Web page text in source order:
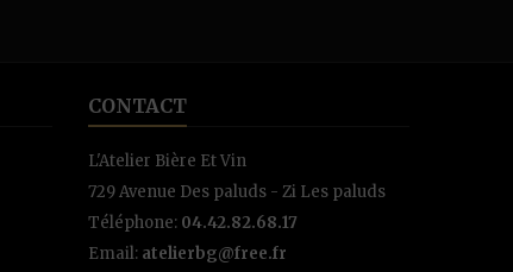
CONTACT
L'Atelier Bière Et Vin
729 Avenue Des paluds - Zi Les paluds
Téléphone: 04.42.82.68.17
Email: atelierbg@free.fr